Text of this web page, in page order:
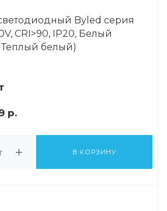
Byled серия
CRI>90, IP20, Белый
Теплый белый)
р.
В КОРЗИНУ